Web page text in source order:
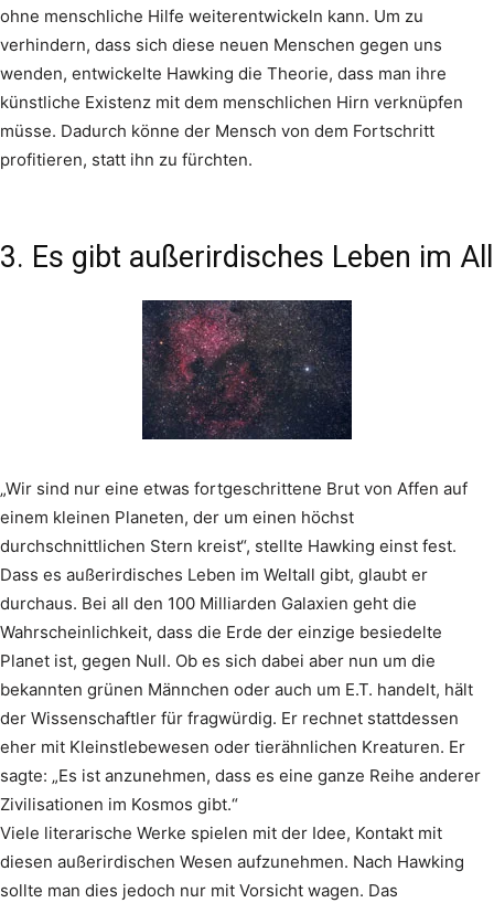
ohne menschliche Hilfe weiterentwickeln kann. Um zu
verhindern, dass sich diese neuen Menschen gegen uns
wenden, entwickelte Hawking die Theorie, dass man ihre
künstliche Existenz mit dem menschlichen Hirn verknüpfen
müsse. Dadurch könne der Mensch von dem Fortschritt
profitieren, statt ihn zu fürchten.
3. Es gibt außerirdisches Leben im All
„Wir sind nur eine etwas fortgeschrittene Brut von Affen auf
einem kleinen Planeten, der um einen höchst
durchschnittlichen Stern kreist“, stellte Hawking einst fest.
Dass es außerirdisches Leben im Weltall gibt, glaubt er
durchaus. Bei all den 100 Milliarden Galaxien geht die
Wahrscheinlichkeit, dass die Erde der einzige besiedelte
Planet ist, gegen Null. Ob es sich dabei aber nun um die
bekannten grünen Männchen oder auch um E.T. handelt, hält
der Wissenschaftler für fragwürdig. Er rechnet stattdessen
eher mit Kleinstlebewesen oder tierähnlichen Kreaturen. Er
sagte: „Es ist anzunehmen, dass es eine ganze Reihe anderer
Zivilisationen im Kosmos gibt.“
Viele literarische Werke spielen mit der Idee, Kontakt mit
diesen außerirdischen Wesen aufzunehmen. Nach Hawking
sollte man dies jedoch nur mit Vorsicht wagen. Das